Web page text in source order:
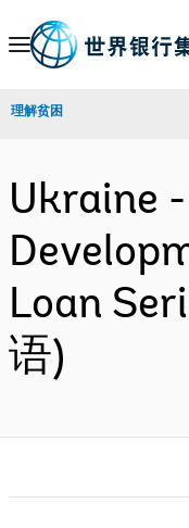
Skip
Navigation
理解贫困
Ukraine
Loan
语)